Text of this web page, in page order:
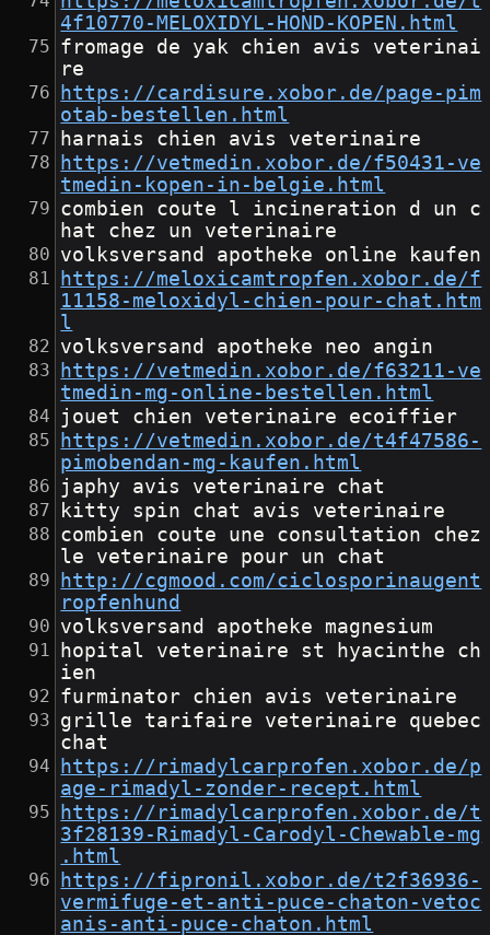
4f10770-MELOXIDYL-HOND-KOPEN.html
fromage de yak chien avis veterinai
re
https://cardisure.xobor.de/page-pim
otab-bestellen.html
harnais chien avis veterinaire
https://vetmedin.xobor.de/f50431-ve
tmedin-kopen-in-belgie.html
combien coute l incineration d un c
hat chez un veterinaire
volksversand apotheke online kaufen
https://meloxicamtropfen.xobor.de/f
11158-meloxidyl-chien-pour-chat.htm
l
volksversand apotheke neo angin
https://vetmedin.xobor.de/f63211-ve
tmedin-mg-online-bestellen.html
jouet chien veterinaire ecoiffier
https://vetmedin.xobor.de/t4f47586-
pimobendan-mg-kaufen.html
japhy avis veterinaire chat
kitty spin chat avis veterinaire
combien coute une consultation chez
le veterinaire pour un chat
http://cgmood.com/ciclosporinaugent
ropfenhund
volksversand apotheke magnesium
hopital veterinaire st hyacinthe ch
ien
furminator chien avis veterinaire
grille tarifaire veterinaire quebec
chat
https://rimadylcarprofen.xobor.de/p
age-rimadyl-zonder-recept.html
https://rimadylcarprofen.xobor.de/t
3f28139-Rimadyl-Carodyl-Chewable-mg
.html
https://fipronil.xobor.de/t2f36936-
vermifuge-et-anti-puce-chaton-vetoc
anis-anti-puce-chaton.html